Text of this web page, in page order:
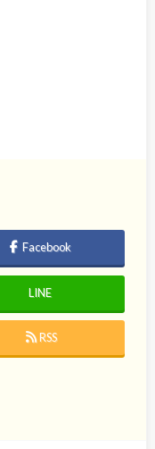
Facebook
LINE
RSS